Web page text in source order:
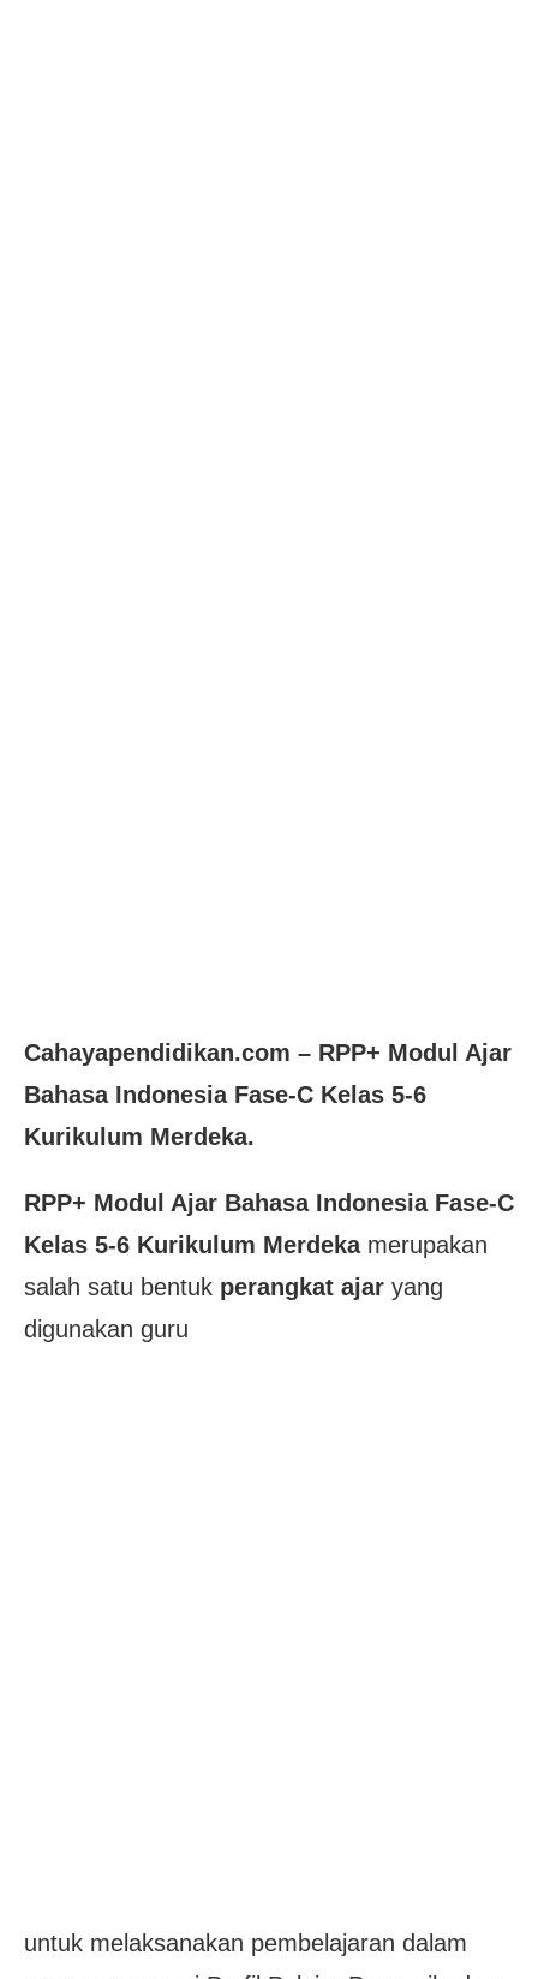
Cahayapendidikan.com – RPP+ Modul Ajar
Bahasa Indonesia Fase-C Kelas 5-6
Kurikulum Merdeka.
RPP+ Modul Ajar Bahasa Indonesia Fase-C
Kelas 5-6 Kurikulum Merdeka merupakan
salah satu bentuk perangkat ajar yang
digunakan guru
untuk melaksanakan pembelajaran dalam